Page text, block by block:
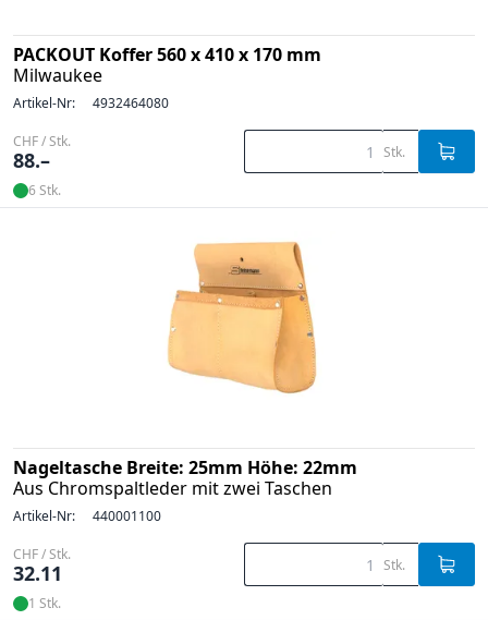
PACKOUT Koffer 560 x 410 x 170 mm
Milwaukee
Artikel-Nr: 4932464080
CHF / Stk.
88.– Stk.
6 Stk.
Nageltasche Breite: 25mm Höhe: 22mm
Aus Chromspaltleder mit zwei Taschen
Artikel-Nr: 440001100
CHF / Stk.
32.11 Stk.
1 Stk.